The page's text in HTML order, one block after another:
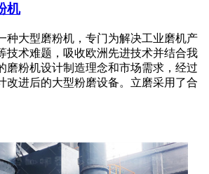
机
种大型磨粉机，专门为解决工业磨机产
技术难题，吸收欧洲先进技术并结合我
磨粉机设计制造理念和市场需求，经过
改进后的大型粉磨设备。立磨采用了合